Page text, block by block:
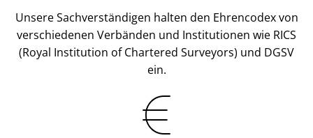
Unsere Sach­ver­stän­di­gen halten den Ehrencodex von
verschiedenen Verbänden und Institutionen wie RICS
(Royal Institution of Chartered Surveyors) und DGSV
ein.